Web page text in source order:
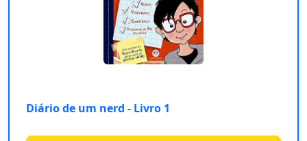
Diário de um nerd - Livro 1